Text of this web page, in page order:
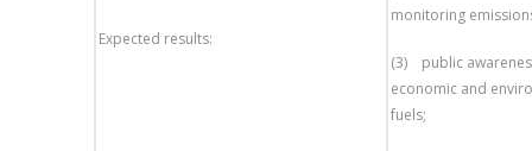
Expected results:
monitoring
(3) public
economic and
fuels;